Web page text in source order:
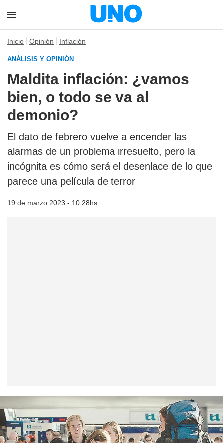
Inicio Opinión Inflación
ANÁLISIS Y OPINIÓN
Maldita inflación: ¿vamos
bien, o todo se va al
demonio?
El dato de febrero vuelve a encender las
alarmas de un problema irresuelto, pero la
incógnita es cómo será el desenlace de lo que
parece una película de terror
19 de marzo 2023 - 10:28hs